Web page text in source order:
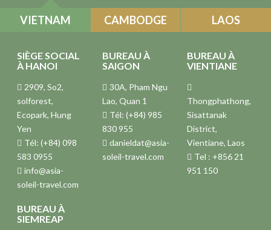
VIETNAM CAMBODGE LAOS
SIÈGE SOCIAL
À HANOI
2909, So2,
solforest,
Ecopark, Hung
Yen
Tél: (+84) 098
583 0955
info@asia-
soleil-travel.com
BUREAU À
SAIGON
30A, Pham Ngu
Lao, Quan 1
Tél: (+84) 985
830 955
danieldat@asia-
soleil-travel.com
BUREAU À
VIENTIANE
Thongphathong,
Sisattanak
District,
Vientiane, Laos
Tel : +856 21
951 150
BUREAU À
SIEMREAP